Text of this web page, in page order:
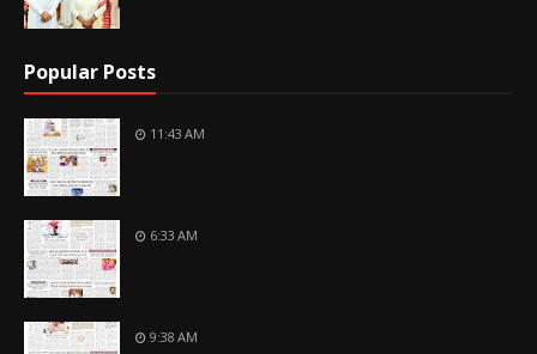
Popular Posts
11:43 AM
6:33 AM
9:38 AM